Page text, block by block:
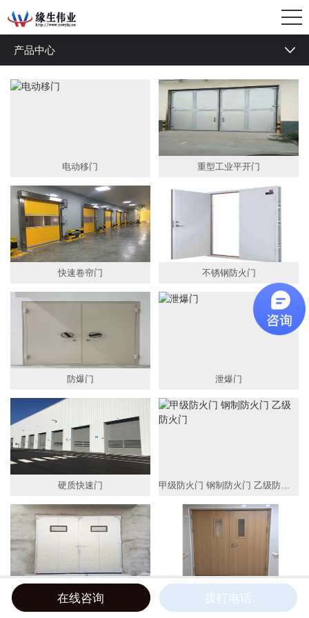
产品中心
快速门
防爆窗
泄爆窗
隔音门
防火门
钢质平开门
平移门
工业门
卷帘门
折叠门
百叶门窗
伸缩门
防弹窗
电动移门 重型工业平开门
快速卷帘门 不锈钢防火门
防爆门 泄爆门
硬质快速门 甲级防火门 钢制防火门 乙级防火门
保温工业平开门 木纹转印钢质防火门
电话咨询 联系我们
在线咨询 拨打电话